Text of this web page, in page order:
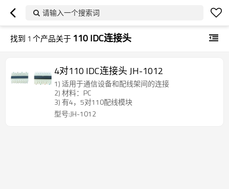
请输入一个搜索词
找到 1 个产品关于 110 IDC连接头
4对110 IDC连接头 JH-1012
1) 适用于通信设备和配线架间的连接
2) 材料：PC
3) 有4，5对110配线模块
型号:JH-1012